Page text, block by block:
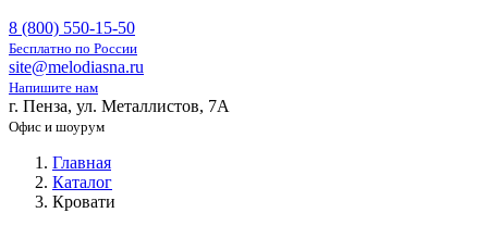
8 (800) 550-15-50
Бесплатно по России
site@melodiasna.ru
Напишите нам
г. Пенза, ул. Металлистов, 7А
Офис и шоурум
Главная
Каталог
Кровати